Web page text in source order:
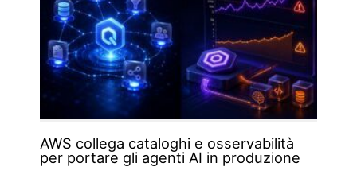
AWS collega cataloghi e osservabilità
per portare gli agenti AI in produzione